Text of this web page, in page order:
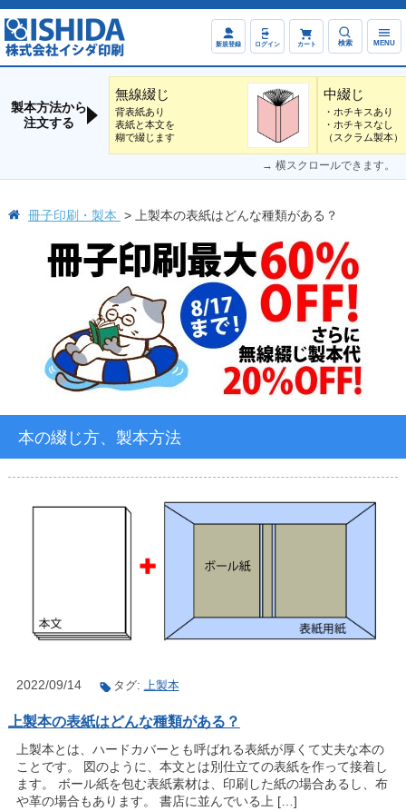
新規登録 ログイン カート 検索 MENU
製本方法から
注文する
無線綴じ
背表紙あり
表紙と本文を
糊で綴じます
中綴じ
・ホチキスあり
・ホチキスなし
（スクラム製本）
→ 横スクロールできます。
冊子印刷・製本 上製本の表紙はどんな種類がある？
本の綴じ方、製本方法
2022/09/14 タグ: 上製本
上製本の表紙はどんな種類がある？
上製本とは、ハードカバーとも呼ばれる表紙が厚くて丈夫な本の
ことです。 図のように、本文とは別仕立ての表紙を作って接着し
ます。 ボール紙を包む表紙素材は、印刷した紙の場合あるし、布
や革の場合もあります。 書店に並んでいる上 […]